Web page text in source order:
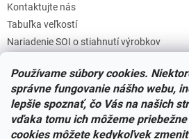
Používame súbory cookies.
správne fungovanie nášho webu,
lepšie spoznať, čo Vás na našich
vďaka tomu ich môžeme
cookies môžete kedykoľvek
Kontaktujte nás
Tabuľka veľkostí
Nariadenie SOI o stiahnutí výrobkov
Zásady súborov COOKIES
Facebook